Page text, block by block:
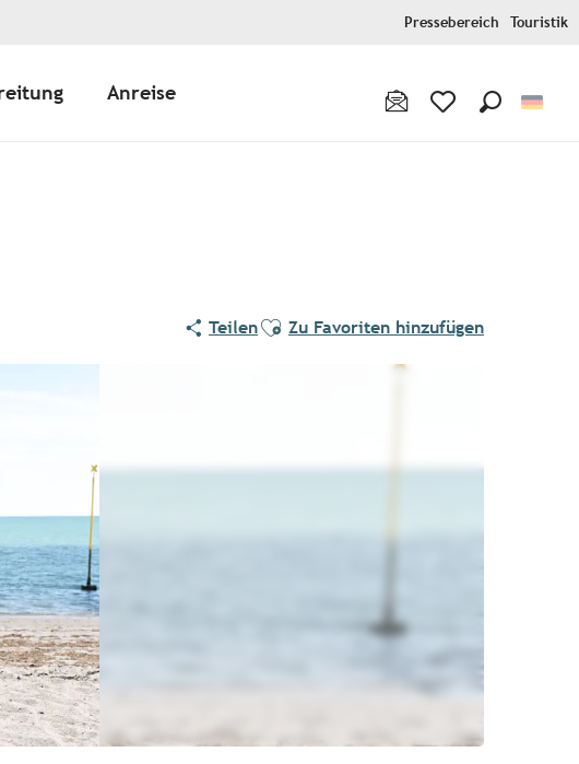
Pressebereich Touristik
Anreise
TeilenAjouter aux favoris
Zu Favoriten hinzufügen